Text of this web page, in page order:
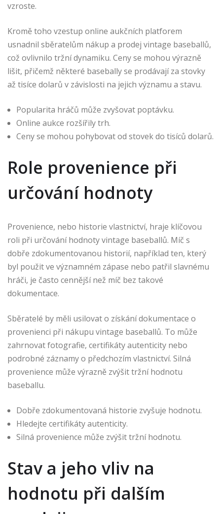
vzroste.
Kromě toho vzestup online aukčních platforem
usnadnil sběratelům nákup a prodej vintage baseballů,
což ovlivnilo tržní dynamiku. Ceny se mohou výrazně
lišit, přičemž některé basebally se prodávají za stovky
až tisíce dolarů v závislosti na jejich významu a stavu.
Popularita hráčů může zvyšovat poptávku.
Online aukce rozšířily trh.
Ceny se mohou pohybovat od stovek do tisíců dolarů.
Role provenience při
určování hodnoty
Provenience, nebo historie vlastnictví, hraje klíčovou
roli při určování hodnoty vintage baseballů. Míč s
dobře zdokumentovanou historií, například ten, který
byl použit ve významném zápase nebo patřil slavnému
hráči, je často cennější než míč bez takové
dokumentace.
Sběratelé by měli usilovat o získání dokumentace o
provenienci při nákupu vintage baseballů. To může
zahrnovat fotografie, certifikáty autenticity nebo
podrobné záznamy o předchozím vlastnictví. Silná
provenience může výrazně zvýšit tržní hodnotu
baseballu.
Dobře zdokumentovaná historie zvyšuje hodnotu.
Hledejte certifikáty autenticity.
Silná provenience může zvýšit tržní hodnotu.
Stav a jeho vliv na
hodnotu při dalším